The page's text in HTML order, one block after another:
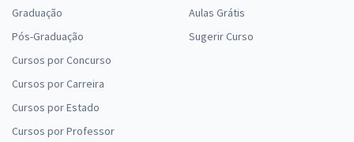
Graduação
Pós-Graduação
Cursos por Concurso
Cursos por Carreira
Cursos por Estado
Cursos por Professor
Aulas Grátis
Sugerir Curso